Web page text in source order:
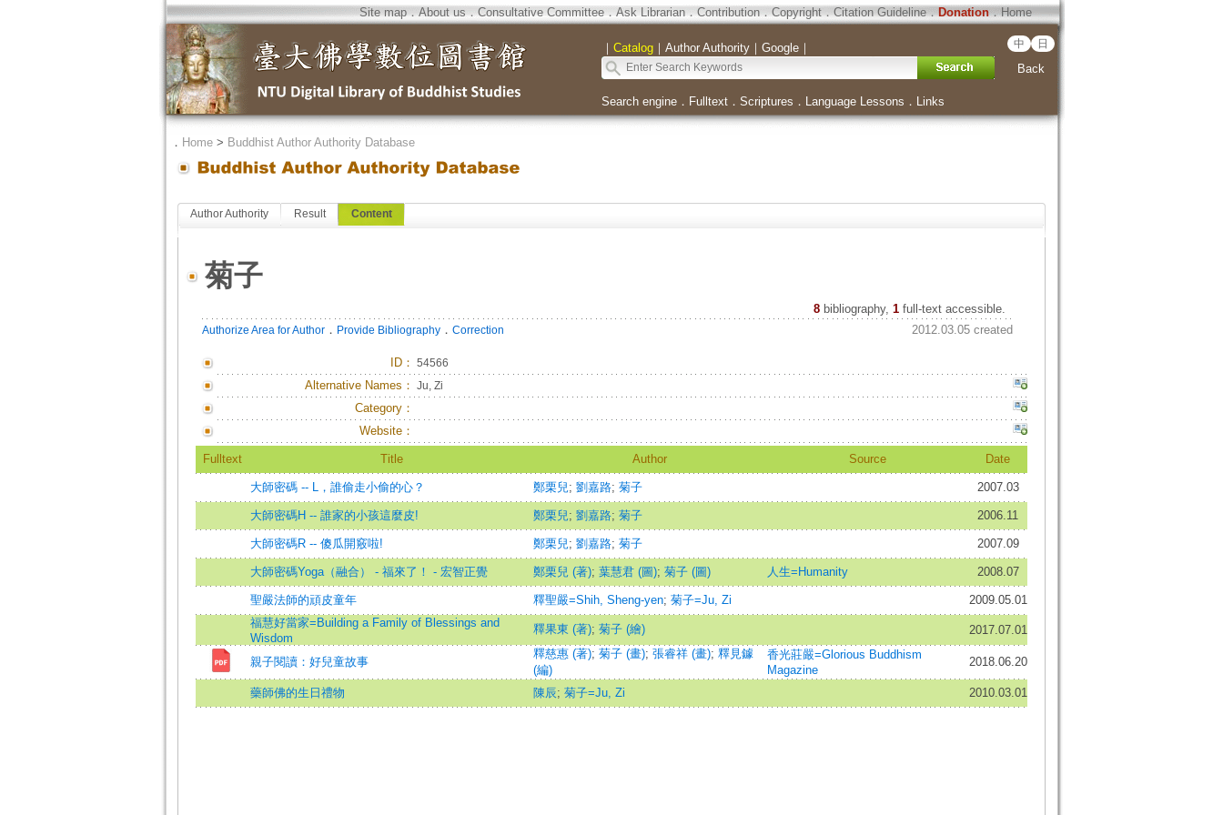
Site map．About us．Consultative Committee．Ask Librarian．Contribution．Copyright．Citation Guideline．Donation．Home
｜ Catalog｜ Author Authority｜ Google｜ 中 日
Back
Search engine． Fulltext． Scriptures ． Language Lessons ． Links
． Home> Buddhist Author Authority Database
Author Authority Result Content
菊子
8 bibliography, 1full-text accessible.
Authorize Area for Author． Provide Bibliography． Correction 2012.03.05 created
ID： 54566
Alternative Names： Ju, Zi
Category：
Website：
Fulltext Title Author Source Date
大師密碼 -- L，誰偷走小偷的心？ 鄭栗兒; 劉嘉路; 菊子 2007.03
大師密碼H -- 誰家的小孩這麼皮! 鄭栗兒; 劉嘉路; 菊子 2006.11
大師密碼R -- 傻瓜開竅啦! 鄭栗兒; 劉嘉路; 菊子 2007.09
大師密碼Yoga（融合） - 福來了！ - 宏智正覺 鄭栗兒 (著); 葉慧君 (圖); 菊子 (圖) 人生=Humanity 2008.07
聖嚴法師的頑皮童年 釋聖嚴=Shih, Sheng-yen; 菊子=Ju, Zi
2009.05.01
福慧好當家=Building a Family of Blessings and
Wisdom
釋果東 (著); 菊子 (繪) 2017.07.01
親子閱讀：好兒童故事
釋慈惠 (著); 菊子 (畫); 張睿祥 (畫); 釋見鐻
(編)
香光莊嚴=Glorious Buddhism
Magazine
2018.06.20
藥師佛的生日禮物 陳辰; 菊子=Ju, Zi 2010.03.01